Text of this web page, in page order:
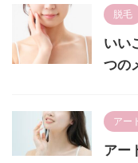
脱毛
いい
つの
アー
アー